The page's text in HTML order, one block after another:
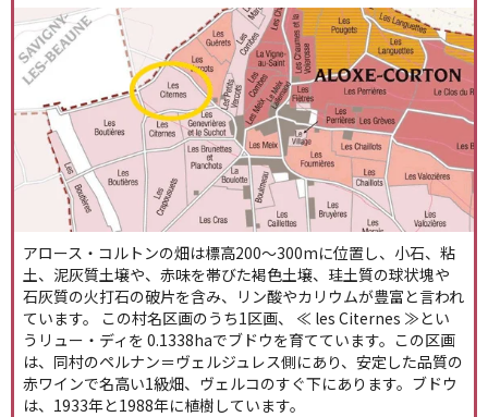
アロース・コルトンの畑は標高200～300mに位置し、小石、粘
土、泥灰質土壌や、赤味を帯びた褐色土壌、珪土質の球状塊や
石灰質の火打石の破片を含み、リン酸やカリウムが豊富と言われ
ています。 この村名区画のうち1区画、 ≪ les Citernes ≫とい
うリュー・ディを 0.1338haでブドウを育てています。この区画
は、同村のペルナン＝ヴェルジュレス側にあり、安定した品質の
赤ワインで名高い1級畑、ヴェルコのすぐ下にあります。ブドウ
は、1933年と1988年に植樹しています。